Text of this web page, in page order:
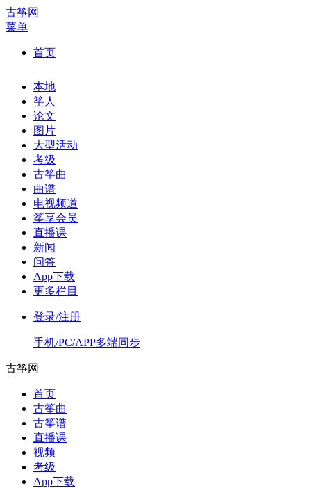
古筝网
菜单
首页
本地
筝人
论文
图片
大型活动
考级
古筝曲
曲谱
电视频道
筝享会员
直播课
新闻
问答
App下载
更多栏目
登录/注册
手机/PC/APP多端同步
古筝网
首页
古筝曲
古筝谱
直播课
视频
考级
App下载